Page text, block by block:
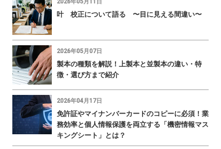
叶 校正について語る 〜目に見える間違い〜
2026年05月07日
製本の種類を解説！上製本と並製本の違い・特
徴・選び方まで紹介
2026年04月17日
免許証やマイナンバーカードのコピーに必須！業
務効率と個人情報保護を両立する「機密情報マス
キングシート」とは？